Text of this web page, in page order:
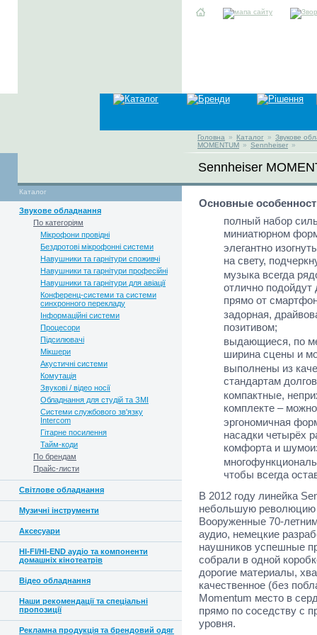
Головна » Каталог » Звукове
MOMENTUM » Sennheiser »
Sennheiser
Каталог
Звукове обладнання
По категоріям
Мікрофони провідні
Бездротові мікрофонні системи
Навушники та гарнітури споживчі
Навушники та гарнітури професійні
Навушники та гарнітури для авіації
Конференц-системи та системи
синхронного перекладу
Інформаційні системи
Процесори
Підсилювачі
Мікшери
Акустичні системи
Комутація
Звукові / відео носії
Обладнання для студій та ЗМІ
Системи службового зв'язку
Intercom
Гітарне посилення
Тайм-коди
По брендам
Прайс-листи
Світлове обладнання
Музичні інструменти
Аксесуари
HI-FI/HI-END аудіо та компоненти
домашніх кінотеатрів
Відео обладнання
Наши рекомендації та спеціальні
пропозиції
Рекламна продукція та брендовий одяг
Основные
полный набор
миниатюрном
элегантно
на свету,
музыка всегда
отлично подойдут
прямо от
задорная,
позитивом;
выдающиеся, по
ширина сцены и
выполнены из
стандартам
компактные,
комплекте –
эргономичная
насадки четырёх
комфорта и
чтобы всегда
В 2012 году линейка
небольшую революцию
Вооруженные 70-
аудио, немецкие
наушников успешные
собрали в одной
дорогие материалы,
качественное (без
Momentum место в
прямо по соседству с
уровня.